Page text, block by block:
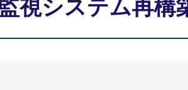
視システム再構